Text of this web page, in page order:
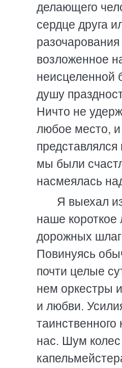
делающего
сердце друга
возложенное
неисцеленной
душу
Ничто не
любое место,
мы были
насмеялась
Я выехал
наше короткое
дорожных
Повинуясь
почти целые
нем оркестры
и любви.
нас. Шум колес